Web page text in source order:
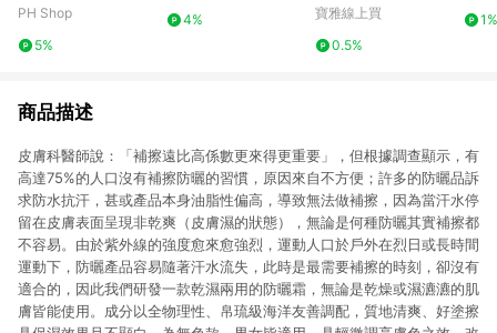
- COOLA
PH Shop
5%
勻4%
寶雅線上買
0.5%
1%
商品描述
皮膚科醫師說：「補擦遠比高係數更來得更重要」，但根據調查顯示，有
高達75%的人口沒有補擦防曬的習慣，原因來自不方便；許多的防曬品訴
求防水抗汗，甚或產品本身油脂性偏高，導致無法做補擦，因為當汗水停
留在皮膚表面呈現非乾爽（皮膚濕的狀態），無論是何種防曬其實補擦都
不容易。由於紫外線的強度愈來愈強烈，運動人口於戶外在烈日或長時間
運動下，防曬產品容易隨著汗水流失，此時是最需要補擦的時刻，卻沒有
適合的，因此我們研發一款乾濕兩用的防曬霜，無論是乾燥或濕瀌瀌的肌
膚皆能使用。成分以全物理性、帛琉級海洋友善調配，質地清爽、好塗擦